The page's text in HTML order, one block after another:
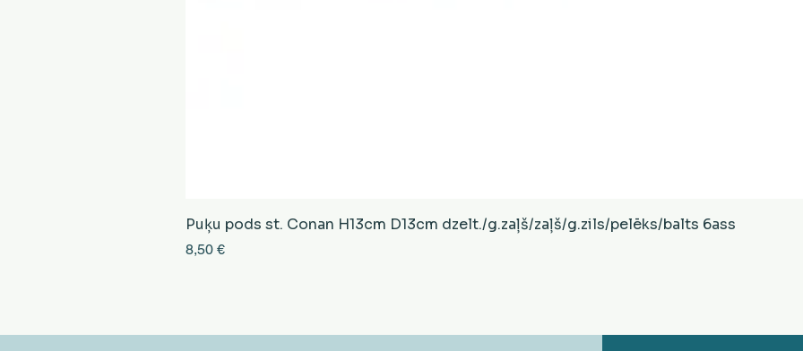
Ātrais skats
Puķu pods st. Conan H13cm D13cm dzelt./g.zaļš/zaļš/g.zils/pelēks/balts 6ass
Cena
8,50 €